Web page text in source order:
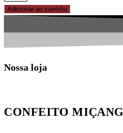
MIÇANGA
100G
Adicionar ao carrinho
Nossa loja
CONFEITO